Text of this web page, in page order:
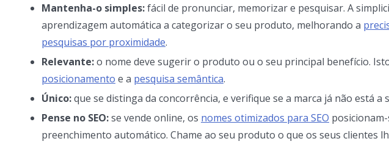
Mantenha-o simples:fácil de pronunciar, memorizar e pesquisar. A
aprendizagem automática a categorizar o seu produto, melhorando a
pesquisas por proximidade.
Relevante:o nome deve sugerir o produto ou o seu principal benefício.
posicionamento e a pesquisa semântica.
Único:que se distinga da concorrência, e verifique se a marca já não está a
Pense no SEO:se vende online, os nomes otimizados para SEO
preenchimento automático. Chame ao seu produto o que os seus clientes